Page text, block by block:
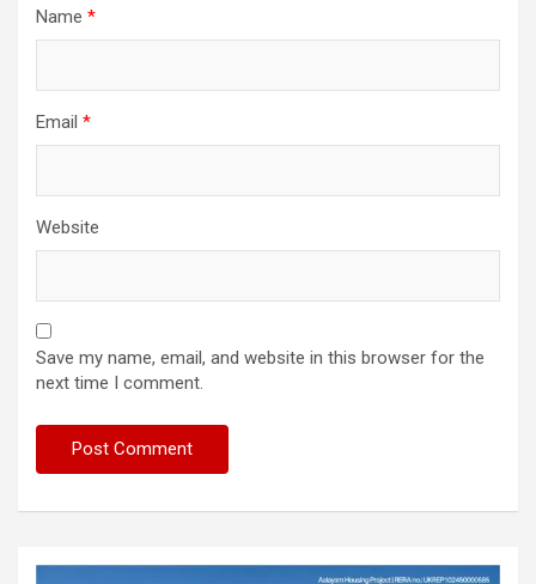
Name *
Email *
Website
Save my name, email, and website in this browser for the
next time I comment.